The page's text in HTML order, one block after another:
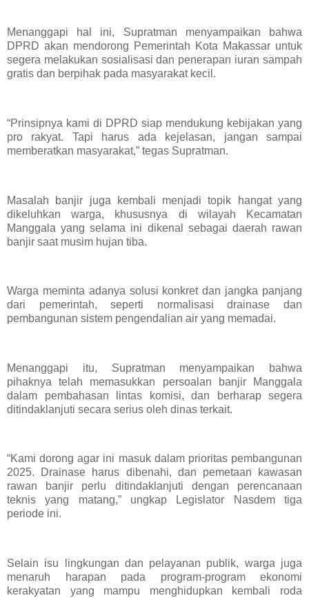
Menanggapi hal ini, Supratman menyampaikan bahwa
DPRD akan mendorong Pemerintah Kota Makassar untuk
segera melakukan sosialisasi dan penerapan iuran sampah
gratis dan berpihak pada masyarakat kecil.
“Prinsipnya kami di DPRD siap mendukung kebijakan yang
pro rakyat. Tapi harus ada kejelasan, jangan sampai
memberatkan masyarakat,” tegas Supratman.
Masalah banjir juga kembali menjadi topik hangat yang
dikeluhkan warga, khususnya di wilayah Kecamatan
Manggala yang selama ini dikenal sebagai daerah rawan
banjir saat musim hujan tiba.
Warga meminta adanya solusi konkret dan jangka panjang
dari pemerintah, seperti normalisasi drainase dan
pembangunan sistem pengendalian air yang memadai.
Menanggapi itu, Supratman menyampaikan bahwa
pihaknya telah memasukkan persoalan banjir Manggala
dalam pembahasan lintas komisi, dan berharap segera
ditindaklanjuti secara serius oleh dinas terkait.
“Kami dorong agar ini masuk dalam prioritas pembangunan
2025. Drainase harus dibenahi, dan pemetaan kawasan
rawan banjir perlu ditindaklanjuti dengan perencanaan
teknis yang matang,” ungkap Legislator Nasdem tiga
periode ini.
Selain isu lingkungan dan pelayanan publik, warga juga
menaruh harapan pada program-program ekonomi
kerakyatan yang mampu menghidupkan kembali roda